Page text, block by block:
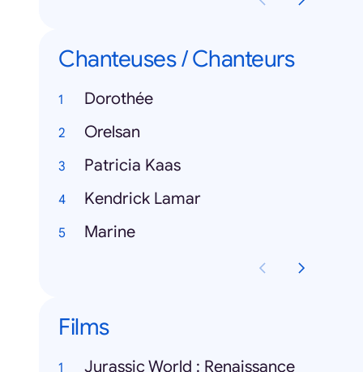
Chanteuses / Chanteurs
Dorothée
Orelsan
Patricia Kaas
Kendrick Lamar
Marine
Films
Jurassic World : Renaissance